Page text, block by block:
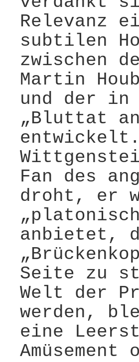
Relevanz
subtilen
zwischen
Martin
und der in
„Bluttat an
entwickelt.
Fan des
droht, er
anbietet,
Seite zu
Welt der
werden,
eine